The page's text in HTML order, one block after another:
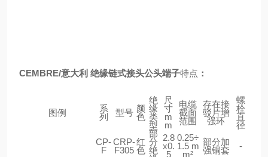
CEMBRE/意大利 绝缘链式接头公头端子特点 ：
图例
系
列
型号 颜
色
绝
缘
类
型
尺
寸
m
m
电缆
截面
范围
存在接
驳片增
强环
螺
栓
直
径
CP-
F
CRP-
F305
红
色
部
分
绝
2.8
x0.
5
0.25÷
1.5 m
m²
部分加
强铜套
-